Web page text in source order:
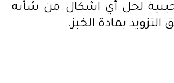
لحل أي اشكال من شأنه
بمادة الخبز.